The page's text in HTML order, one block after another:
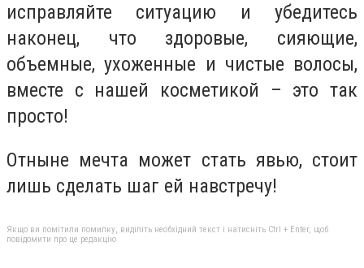
исправляйте ситуацию и убедитесь
наконец, что здоровые, сияющие,
объемные, ухоженные и чистые волосы,
вместе с нашей косметикой – это так
просто!
Отныне мечта может стать явью, стоит
лишь сделать шаг ей навстречу!
Якщо ви помітили помилку, виділіть необхідний текст і натисніть Ctrl + Enter, щоб
повідомити про це редакцію